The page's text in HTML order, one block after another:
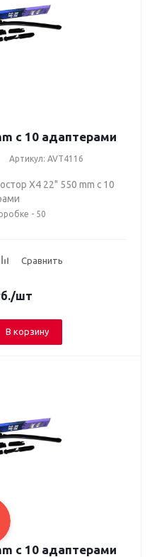
c 10 адаптерами
Артикул: AVT4116
Х4 22" 550 mm c 10
- 50
Сравнить
/шт
В корзину
c 10 адаптерами